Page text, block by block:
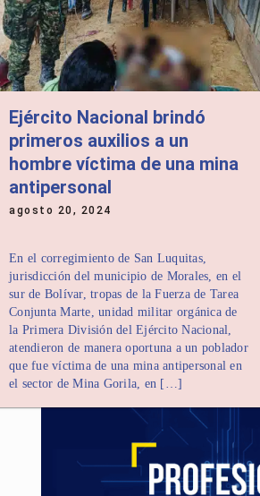
Ejército Nacional brindó
primeros auxilios a un
hombre víctima de una mina
antipersonal
agosto 20, 2024
En el corregimiento de San Luquitas,
jurisdicción del municipio de Morales, en el
sur de Bolívar, tropas de la Fuerza de Tarea
Conjunta Marte, unidad militar orgánica de
la Primera División del Ejército Nacional,
atendieron de manera oportuna a un poblador
que fue víctima de una mina antipersonal en
el sector de Mina Gorila, en […]